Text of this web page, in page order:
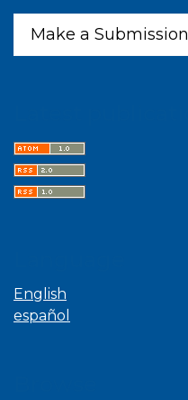
Make a Submission
English
español